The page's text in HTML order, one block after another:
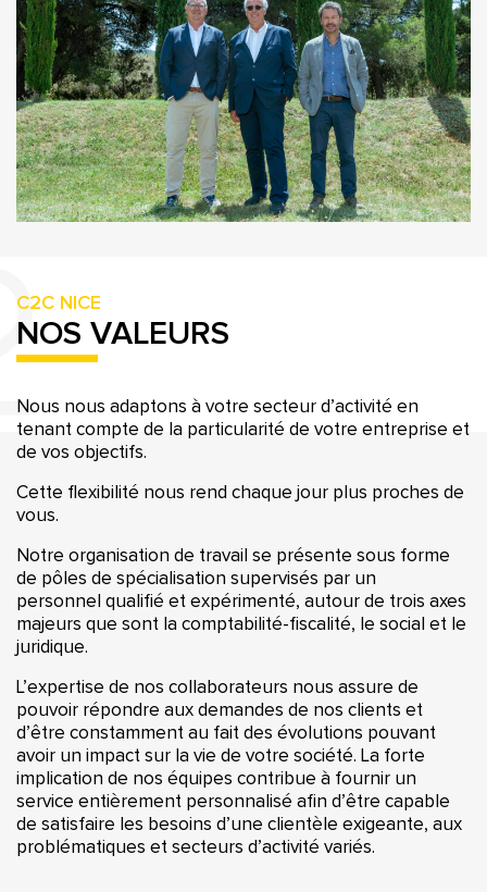
C2C NICE
NOS VALEURS
Nous nous adaptons à votre secteur d’activité en
tenant compte de la particularité de votre entreprise et
de vos objectifs.
Cette flexibilité nous rend chaque jour plus proches de
vous.
Notre organisation de travail se présente sous forme
de pôles de spécialisation supervisés par un
personnel qualifié et expérimenté, autour de trois axes
majeurs que sont la comptabilité-fiscalité, le social et le
juridique.
L’expertise de nos collaborateurs nous assure de
pouvoir répondre aux demandes de nos clients et
d’être constamment au fait des évolutions pouvant
avoir un impact sur la vie de votre société. La forte
implication de nos équipes contribue à fournir un
service entièrement personnalisé afin d’être capable
de satisfaire les besoins d’une clientèle exigeante, aux
problématiques et secteurs d’activité variés.